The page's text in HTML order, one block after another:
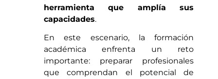
herramienta que amplía sus
capacidades.
En este escenario, la formación
académica enfrenta un reto
importante: preparar profesionales
que comprendan el potencial de